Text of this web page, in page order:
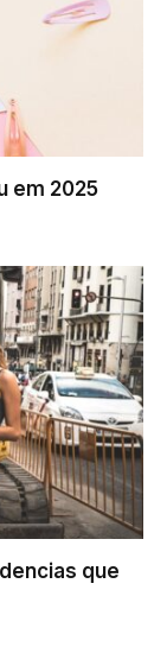
em 2025
que